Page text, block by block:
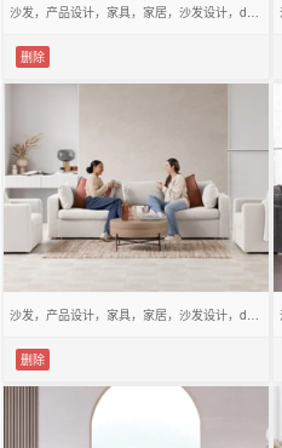
删除
删除